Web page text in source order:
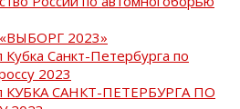
2023»
Кубка Санкт-Петербурга по
2023
КУБКА САНКТ-ПЕТЕРБУРГА ПО